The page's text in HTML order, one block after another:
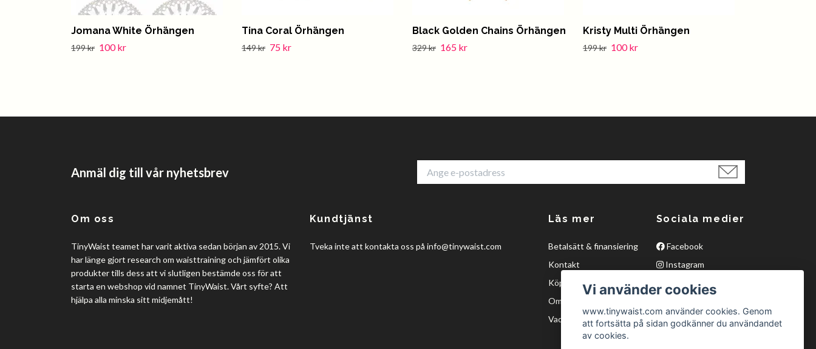
Jomana White Örhängen
199 kr 100 kr
Tina Coral Örhängen
149 kr 75 kr
Black Golden Chains Örhängen
329 kr 165 kr
Kristy Multi Örhängen
199 kr 100 kr
Anmäl dig till vår nyhetsbrev
Om oss
TinyWaist teamet har varit aktiva sedan början av 2015. Vi
har länge gjort research om waisttraining och jämfört olika
produkter tills dess att vi slutligen bestämde oss för att
starta en webshop vid namnet TinyWaist. Vårt syfte? Att
hjälpa alla minska sitt midjemått!
Kundtjänst
Tveka inte att kontakta oss på info@tinywaist.com
Läs mer
Betalsätt & finansiering
Kontakt
Köpvillkor
Om oss
Vad är waisttraining?
Sociala medier
Facebook
Instagram
Twitter
Vi använder cookies
www.tinywaist.com använder cookies. Genom
att fortsätta på sidan godkänner du användandet
av cookies.